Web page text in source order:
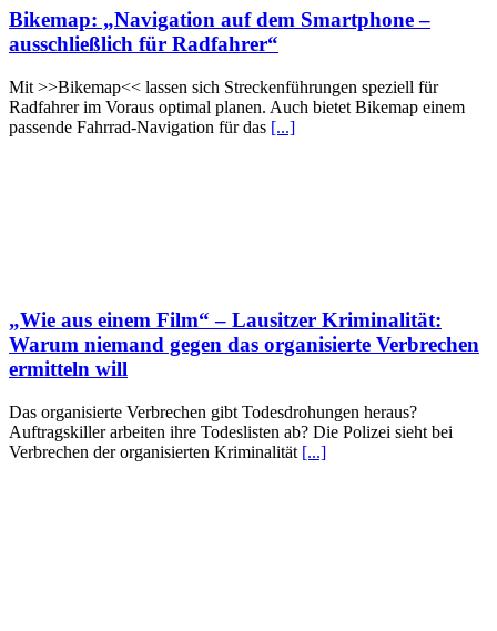
Bikemap: „Navigation auf dem Smartphone –
ausschließlich für Radfahrer“
Mit >>Bikemap<< lassen sich Streckenführungen speziell für
Radfahrer im Voraus optimal planen. Auch bietet Bikemap einem
passende Fahrrad-Navigation für das [...]
„Wie aus einem Film“ – Lausitzer Kriminalität:
Warum niemand gegen das organisierte Verbrechen
ermitteln will
Das organisierte Verbrechen gibt Todesdrohungen heraus?
Auftragskiller arbeiten ihre Todeslisten ab? Die Polizei sieht bei
Verbrechen der organisierten Kriminalität [...]